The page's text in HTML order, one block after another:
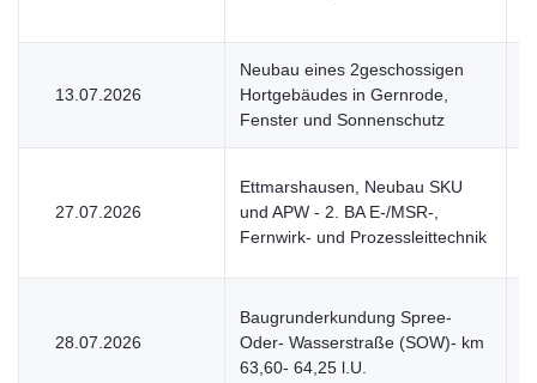
13.07.2026
Neubau eines 2geschossigen
Hortgebäudes in Gernrode,
Fenster und Sonnenschutz
27.07.2026
Ettmarshausen, Neubau SKU
und APW - 2. BA E-/MSR-,
Fernwirk- und Prozessleittechnik
28.07.2026
Baugrunderkundung Spree-
Oder- Wasserstraße (SOW)- km
63,60- 64,25 l.U.